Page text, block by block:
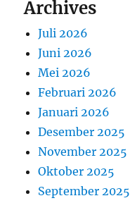
Archives
Juli 2026
Juni 2026
Mei 2026
Februari 2026
Januari 2026
Desember 2025
November 2025
Oktober 2025
September 2025